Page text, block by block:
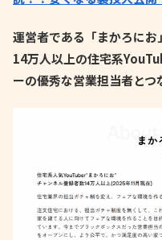
運営者である「まかろに
14万人以上の住宅系
ーの優秀な営業担当者とつ